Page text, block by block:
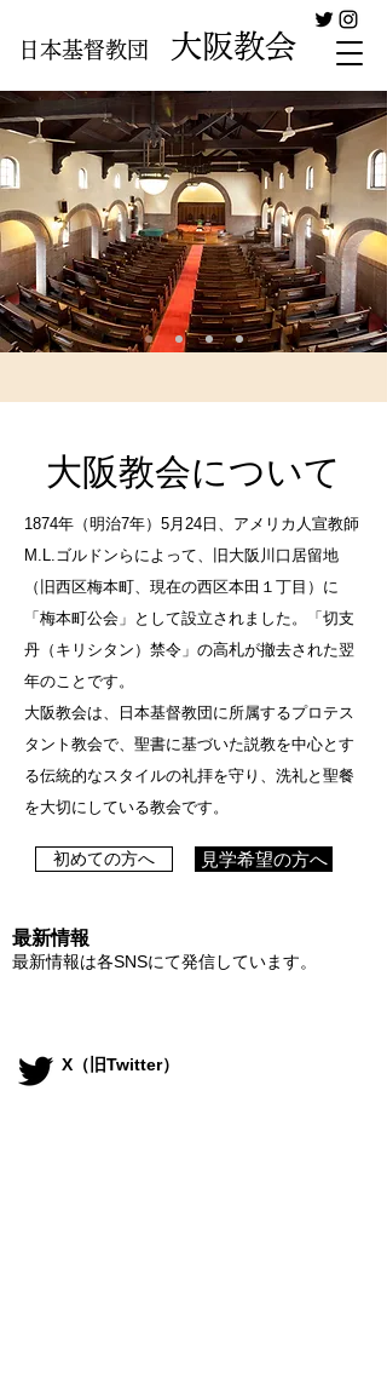
日本基督教団 大阪教会
大阪教会について
1874年（明治7年）5月24日、アメリカ人宣教師
M.L.ゴルドンらによって、旧大阪川口居留地
（旧西区梅本町、現在の西区本田１丁目）に
「梅本町公会」として設立されました。「切支
丹（キリシタン）禁令」の高札が撤去された翌
年のことです。
大阪教会は、日本基督教団に所属するプロテス
タント教会で、聖書に基づいた説教を中心とす
る伝統的なスタイルの礼拝を守り、洗礼と聖餐
を大切にしている教会です。
初めての方へ 見学希望の方へ
最新情報
最新情報は各SNSにて発信しています。
​X（旧Twitter）